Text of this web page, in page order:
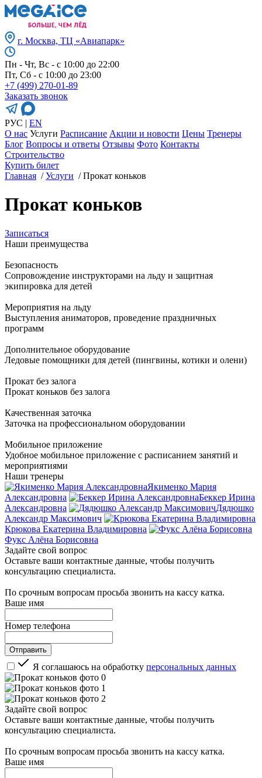
г. Москва, ТЦ «Авиапарк»
Пн - Чт, Вс - с 10:00 до 22:00
Пт, Сб - с 10:00 до 23:00
+7 (499) 270-01-89
Заказать звонок
РУС | EN
О нас Услуги Расписание Акции и новости Цены Тренеры
Блог Вопросы и ответы Отзывы Фото Контакты
Строительство
Купить билет
Главная /Услуги /Прокат коньков
Прокат коньков
Записаться
Наши преимущества
Безопасность
Сопровождение инструкторами на льду и защитная
экипировка для детей
Мероприятия на льду
Выступления аниматоров, проведение праздничных
программ
Дополнительное оборудование
Ледовые помощники для детей (пингвины, котики и олени)
Прокат без залога
Прокат коньков без залога
Качественная заточка
Заточка на профессиональном оборудовании
Мобильное приложение
Удобное мобильное приложение с расписанием занятий и
мероприятиями
Наши тренеры
Якименко Мария
Александровна
Беккер Ирина
Александровна
Дядюшко
Александр Максимович
Крюкова Екатерина Владимировна
Фукс Алёна Борисовна
Задайте свой вопрос
Оставьте ваши контактные данные, чтобы получить
консультацию специалиста.
По срочным вопросам просьба звонить на кассу катка.
Ваше имя
Номер телефона
Я соглашаюсь на обработку персональных данных
Задайте свой вопрос
Оставьте ваши контактные данные, чтобы получить
консультацию специалиста.
По срочным вопросам просьба звонить на кассу катка.
Ваше имя